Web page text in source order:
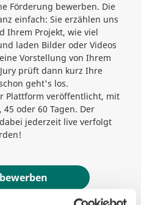
Förderung bewerben. Die
einfach: Sie erzählen uns
Ihrem Projekt, wie viel
laden Bilder oder Videos
Vorstellung von Ihrem
prüft dann kurz Ihre
geht's los.
Plattform veröffentlicht, mit
oder 60 Tagen. Der
jederzeit live verfolgt